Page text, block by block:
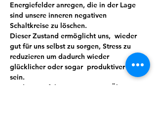
Energiefelder anregen, die in der Lage
sind unsere inneren negativen
Schaltkreise zu löschen.
Dieser Zustand ermöglicht uns,  wieder
gut für uns selbst zu sorgen, Stress zu
reduzieren um dadurch wieder
glücklicher oder sogar  produktiver zu
sein.
Meditation führt mit ein wenig Übung